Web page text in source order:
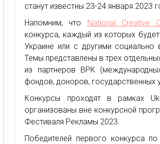
станут известны 23-24 января 2023
Напомним, что
National Creative
конкурса, каждый из которых
Украине или с другими
Темы представлены в трех
из партнеров ВРК
фондов, доноров, государственных
Конкурсы проходят в рамках
организованы вне конкурсной
Фестиваля Рекламы 2023.
Победителей первого конкурса